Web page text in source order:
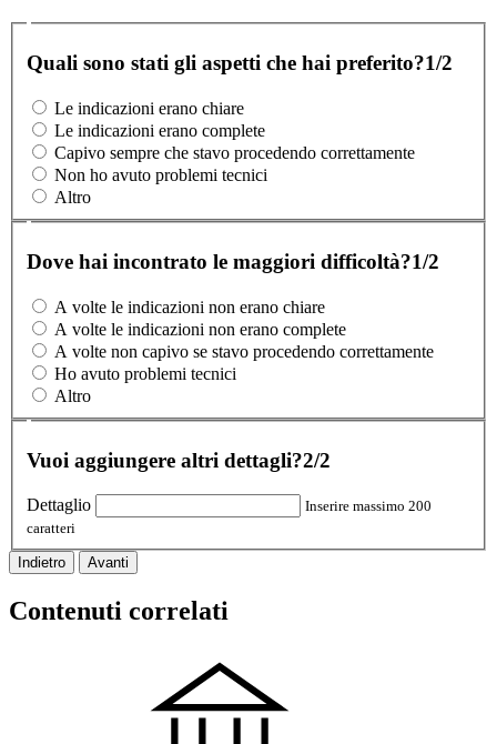
Quali sono stati gli aspetti che hai preferito?1/2
Le indicazioni erano chiare
Le indicazioni erano complete
Capivo sempre che stavo procedendo correttamente
Non ho avuto problemi tecnici
Altro
Dove hai incontrato le maggiori difficoltà?1/2
A volte le indicazioni non erano chiare
A volte le indicazioni non erano complete
A volte non capivo se stavo procedendo correttamente
Ho avuto problemi tecnici
Altro
Vuoi aggiungere altri dettagli?2/2
Dettaglio
Inserire massimo 200
caratteri
Indietro Avanti
Contenuti correlati